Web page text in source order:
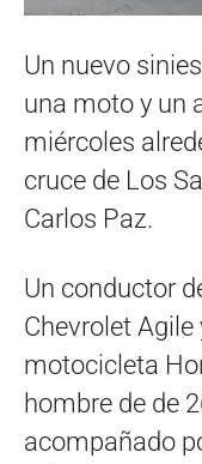
Un nuevo
una moto y un
miércoles
cruce de Los
Carlos Paz.
Un conductor
Chevrolet
motocicleta
hombre de de
acompañado